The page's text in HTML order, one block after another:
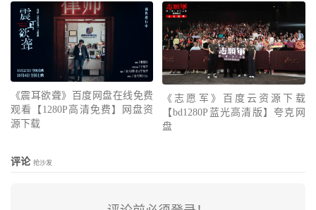
《震耳欲聋》百度网盘在线免费
观看【1280P高清免费】网盘资
源下载
《志愿军》百度云资源下载
【bd1280P蓝光高清版】夸克网
盘
评论 抢沙发